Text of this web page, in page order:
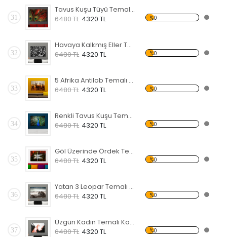
31
Tavus Kuşu Tüyü Temalı Kanvas Tablo
6480 TL 4320 TL %0
32
Havaya Kalkmış Eller Temalı Kanvas Tablo
6480 TL 4320 TL %0
33
5 Afrika Antilob Temalı Kanvas Tablo
6480 TL 4320 TL %0
34
Renkli Tavus Kuşu Temalı Kanvas Tablo
6480 TL 4320 TL %0
35
Göl Üzerinde Ördek Temalı Kanvas Tablo
6480 TL 4320 TL %0
36
Yatan 3 Leopar Temalı Kanvas Tablo
6480 TL 4320 TL %0
37
Üzgün Kadın Temalı Kanvas Tablo
6480 TL 4320 TL %0